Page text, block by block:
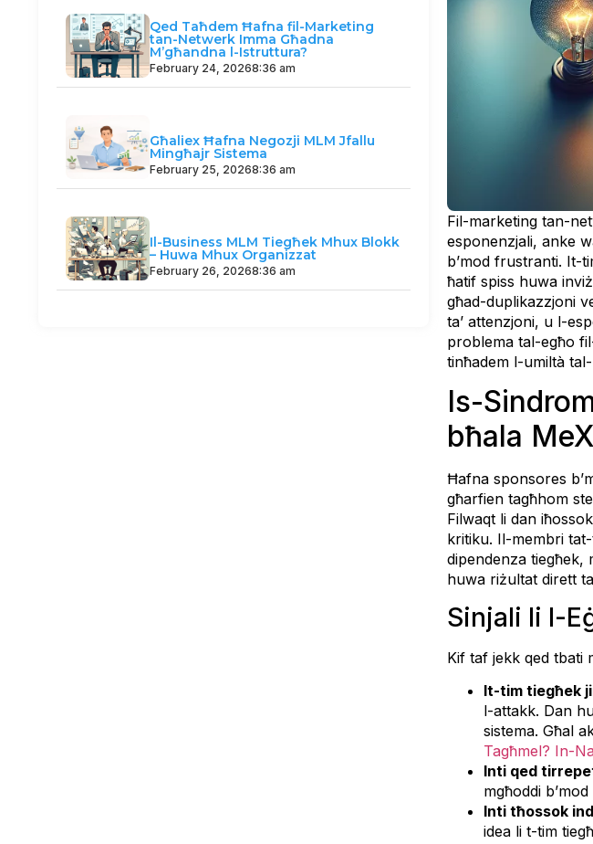
February 24, 20268:36 am
Qed Taħdem Ħafna fil-Marketing
tan-Netwerk Imma Għadna
M’għandna l-Istruttura?
February 25, 20268:36 am
Għaliex Ħafna Negozji MLM Jfallu
Mingħajr Sistema
February 26, 20268:36 am
Il-Business MLM Tiegħek Mhux Blokk
– Huwa Mhux Organizzat
Fil-marketing tan-
esponenzjali, anke
b’mod frustranti. It-
ħatif spiss huwa
għad-duplikazzjoni
ta’ attenzjoni, u l-
problema tal-egħo
tinħadem l-umiltà
Is-
bħala
Ħafna sponsores
għarfien tagħhom
Filwaqt li dan
kritiku. Il-membri
dipendenza tiegħek,
huwa riżultat dirett
Sinjali li l-
Kif taf jekk qed tbati
It-tim tiegħek
l-attakk. Dan
sistema. Għal
Tagħmel? In-
Inti qed
mgħoddi
Inti tħossok
idea li t-tim